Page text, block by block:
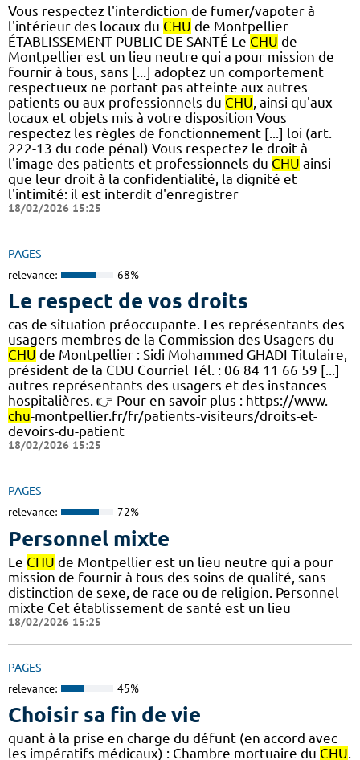
Vous respectez l'interdiction de fumer/vapoter à
l'intérieur des locaux du CHU de Montpellier
ÉTABLISSEMENT PUBLIC DE SANTÉ Le CHU de
Montpellier est un lieu neutre qui a pour mission de
fournir à tous, sans [...] adoptez un comportement
respectueux ne portant pas atteinte aux autres
patients ou aux professionnels du CHU , ainsi qu'aux
locaux et objets mis à votre disposition Vous
respectez les règles de fonctionnement [...] loi (art.
222-13 du code pénal) Vous respectez le droit à
l'image des patients et professionnels du CHU ainsi
que leur droit à la confidentialité, la dignité et
l'intimité: il est interdit d'enregistrer
18/02/2026 15:25
PAGES
relevance: 68%
Le respect de vos droits
cas de situation préoccupante. Les représentants des
usagers membres de la Commission des Usagers du
CHU de Montpellier : Sidi Mohammed GHADI Titulaire,
président de la CDU Courriel Tél. : 06 84 11 66 59 [...]
autres représentants des usagers et des instances
hospitalières. 👉 Pour en savoir plus : https://www.
chu-montpellier.fr/fr/patients-visiteurs/droits-et-
devoirs-du-patient
18/02/2026 15:25
PAGES
relevance: 72%
Personnel mixte
Le CHU de Montpellier est un lieu neutre qui a pour
mission de fournir à tous des soins de qualité, sans
distinction de sexe, de race ou de religion. Personnel
mixte Cet établissement de santé est un lieu
18/02/2026 15:25
PAGES
relevance: 45%
Choisir sa fin de vie
quant à la prise en charge du défunt (en accord avec
les impératifs médicaux) : Chambre mortuaire du CHU.